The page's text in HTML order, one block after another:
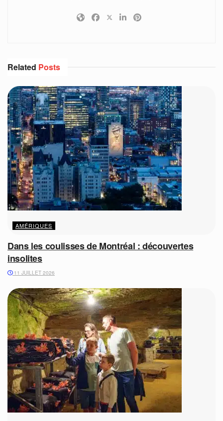
Related Posts
AMÉRIQUES
Dans les coulisses de Montréal : découvertes
insolites
11 JUILLET 2026